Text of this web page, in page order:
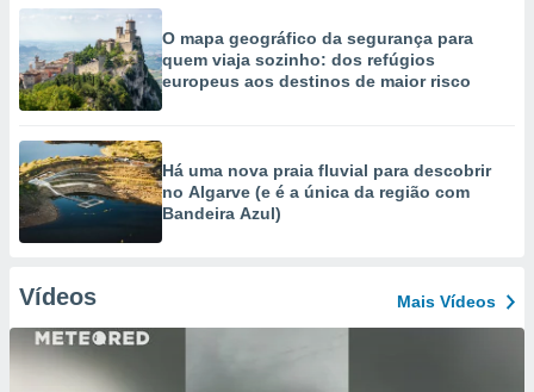
O mapa geográfico da segurança para
quem viaja sozinho: dos refúgios
europeus aos destinos de maior risco
Há uma nova praia fluvial para descobrir
no Algarve (e é a única da região com
Bandeira Azul)
Vídeos Mais Vídeos